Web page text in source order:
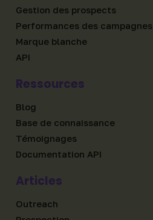
Gestion des prospects
Performances des campagnes
Marque blanche
API
Ressources
Blog
Base de connaissance
Témoignages
Documentation API
Articles
Outreach